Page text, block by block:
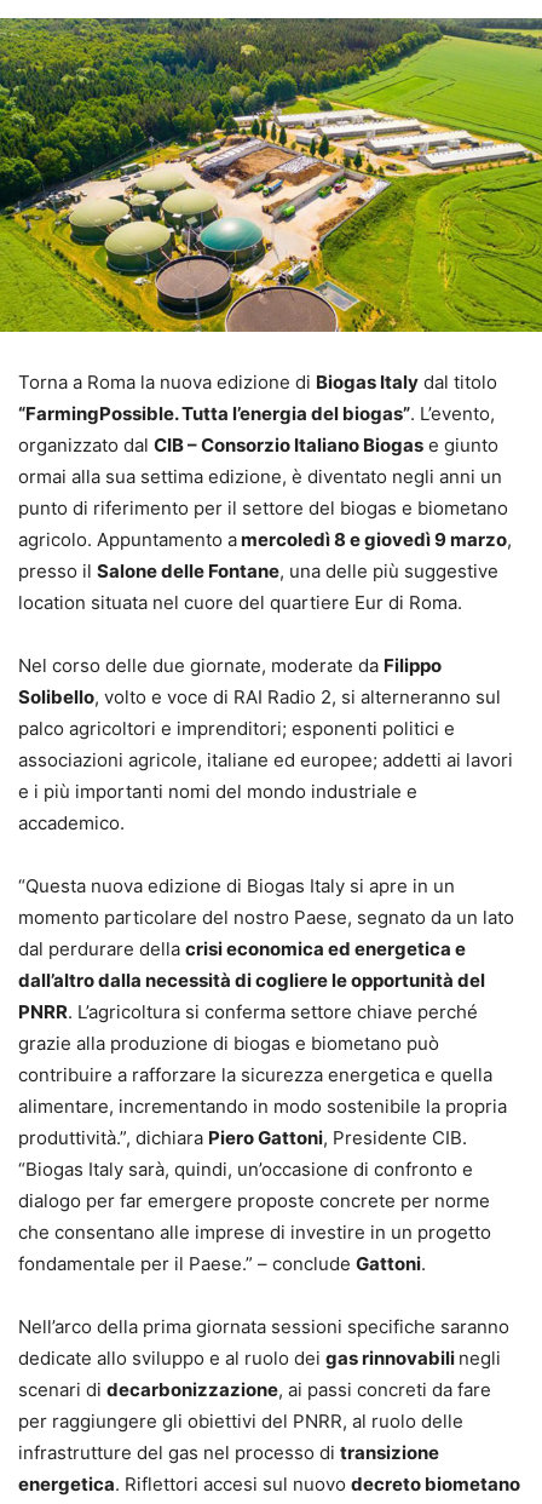
Torna a Roma la nuova edizione di Biogas Italy dal titolo
“FarmingPossible. Tutta l’energia del biogas”. L’evento,
organizzato dal CIB – Consorzio Italiano Biogas e giunto
ormai alla sua settima edizione, è diventato negli anni un
punto di riferimento per il settore del biogas e biometano
agricolo. Appuntamento amercoledì 8 e giovedì 9 marzo,
presso il Salone delle Fontane, una delle più suggestive
location situata nel cuore del quartiere Eur di Roma.
Nel corso delle due giornate, moderate da Filippo
Solibello, volto e voce di RAI Radio 2, si alterneranno sul
palco agricoltori e imprenditori; esponenti politici e
associazioni agricole, italiane ed europee; addetti ai lavori
e i più importanti nomi del mondo industriale e
accademico.
“Questa nuova edizione di Biogas Italy si apre in un
momento particolare del nostro Paese, segnato da un lato
dal perdurare della crisi economica ed energetica e
dall’altro dalla necessità di cogliere le opportunità del
PNRR. L’agricoltura si conferma settore chiave perché
grazie alla produzione di biogas e biometano può
contribuire a rafforzare la sicurezza energetica e quella
alimentare, incrementando in modo sostenibile la propria
produttività.”, dichiara Piero Gattoni, Presidente CIB.
“Biogas Italy sarà, quindi, un’occasione di confronto e
dialogo per far emergere proposte concrete per norme
che consentano alle imprese di investire in un progetto
fondamentale per il Paese.” – conclude Gattoni.
Nell’arco della prima giornata sessioni specifiche saranno
dedicate allo sviluppo e al ruolo dei gas rinnovabili negli
scenari di decarbonizzazione, ai passi concreti da fare
per raggiungere gli obiettivi del PNRR, al ruolo delle
infrastrutture del gas nel processo di transizione
energetica. Riflettori accesi sul nuovo decreto biometano